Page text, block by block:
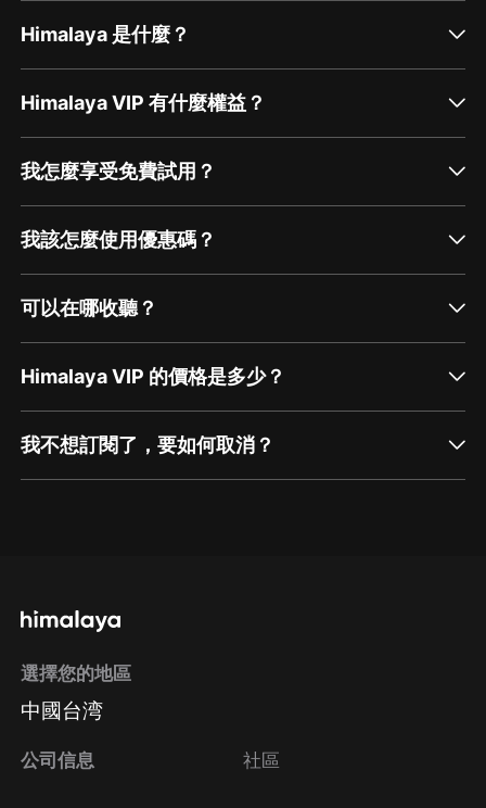
Himalaya 是什麼？
Himalaya VIP 有什麼權益？
我怎麼享受免費試用？
我該怎麼使用優惠碼？
可以在哪收聽？
Himalaya VIP 的價格是多少？
我不想訂閱了，要如何取消？
方法 Google Play取消訂閱方法
選擇您的地區
中國台湾
公司信息 社區